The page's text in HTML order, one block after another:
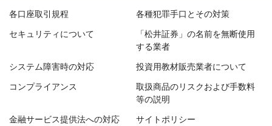
各口座取引規程 各種犯罪手口とその対策
セキュリティについて
「松井証券」の名前を無断使用
する業者
システム障害時の対応 投資用教材販売業者について
コンプライアンス
取扱商品のリスクおよび手数料
等の説明
金融サービス提供法への対応 サイトポリシー